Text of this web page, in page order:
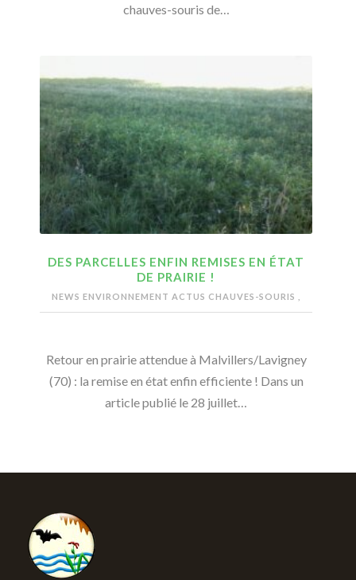
chauves-souris de…
DES PARCELLES ENFIN REMISES EN ÉTAT
DE PRAIRIE !
NEWS ENVIRONNEMENT ACTUS CHAUVES-SOURIS
Retour en prairie attendue à Malvillers/Lavigney
(70) : la remise en état enfin efficiente ! Dans un
article publié le 28 juillet…